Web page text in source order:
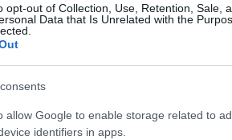
opt-out of Collection, Use, Retention, Sale,
Data that Is Unrelated with the
allow Google to enable storage related to
identifiers in apps.
soprattutto,
sono quelli cristiani, ma la
di Berlusconi fosse